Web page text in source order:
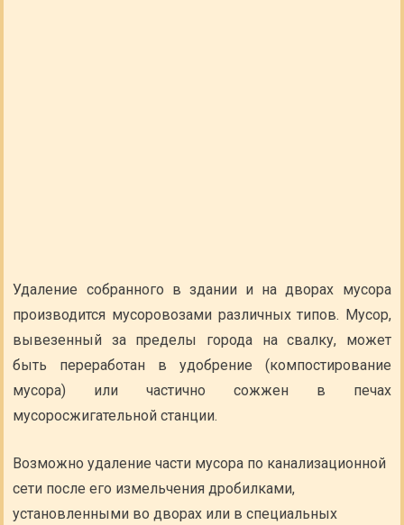
Удаление собранного в здании и на дворах мусора
производится мусоровозами различных типов. Мусор,
вывезенный за пределы города на свалку, может
быть переработан в удобрение (компостирование
мусора) или частично сожжен в печах
мусоросжигательной станции.
Возможно удаление части мусора по канализационной
сети после его измельчения дробилками,
установленными во дворах или в специальных